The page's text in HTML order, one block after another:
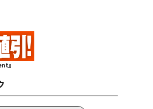
』